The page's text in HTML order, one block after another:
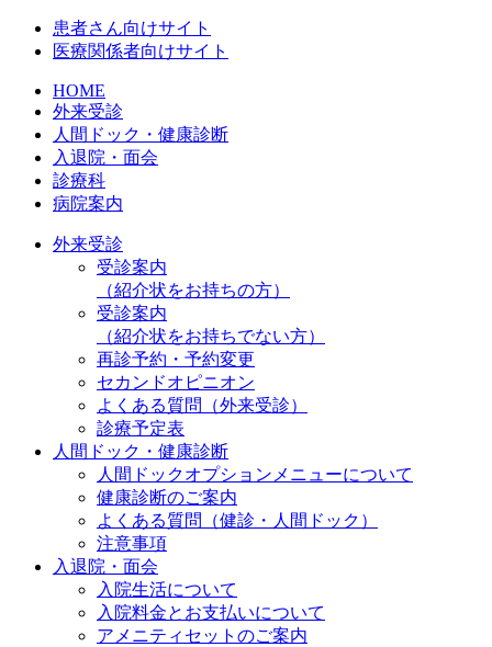
患者さん向けサイト
医療関係者向けサイト
HOME
外来受診
人間ドック・健康診断
入退院・面会
診療科
病院案内
外来受診
受診案内
（紹介状をお持ちの方）
受診案内
（紹介状をお持ちでない方）
再診予約・予約変更
セカンドオピニオン
よくある質問（外来受診）
診療予定表
人間ドック・健康診断
人間ドックオプションメニューについて
健康診断のご案内
よくある質問（健診・人間ドック）
注意事項
入退院・面会
入院生活について
入院料金とお支払いについて
アメニティセットのご案内